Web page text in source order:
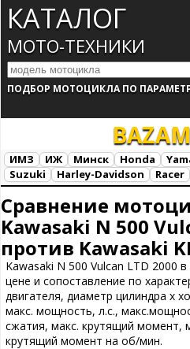
КАТАЛОГ
МОТО-ТЕХНИКИ
ПОДБОР МОТОЦИКЛА ПО
BAZA
ИМЗ ИЖ Минск Honda
Suzuki
Harley-Davidson Racer
Сравнение
Kawasaki N 500
против Kawasaki
Kawasaki N 500 Vulcan LTD 2000
цене и сопоставление по
двигателя, диаметр цилиндра х
макс. мощность, л.с.,
сжатия, макс. крутящий момент,
крутящий момент на об/мин.